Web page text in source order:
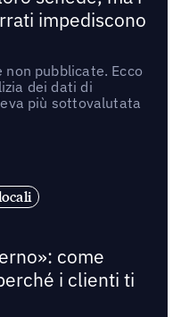
impediscono
pubblicate. Ecco
dei dati di
più sottovalutata
come
i clienti ti